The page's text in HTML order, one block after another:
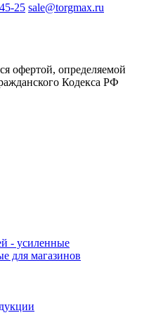
25 sale@torgmax.ru
офертой, определяемой
Кодекса РФ
- усиленные
для магазинов